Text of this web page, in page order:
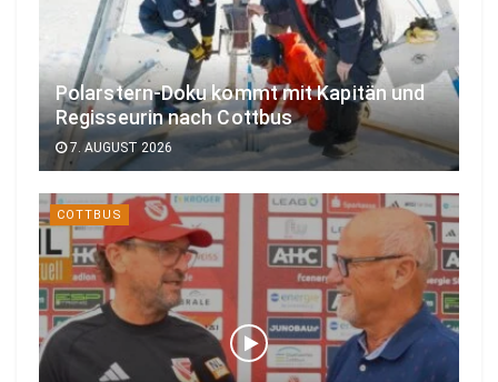
Polarstern-Doku kommt mit Kapitän und
Regisseurin nach Cottbus
7. AUGUST 2026
COTTBUS